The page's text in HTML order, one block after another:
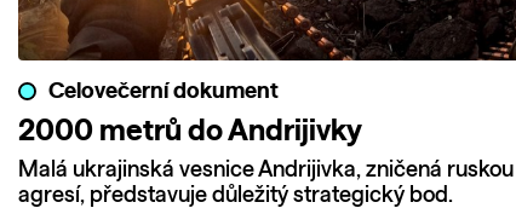
Celovečerní dokument
2000 metrů do Andrijivky
Malá ukrajinská vesnice Andrijivka, zničená ruskou
agresí, představuje důležitý strategický bod.